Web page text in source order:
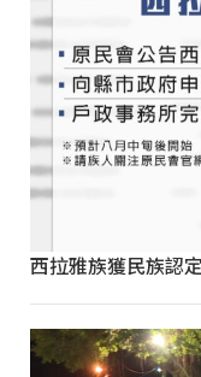
西拉雅族獲民族認